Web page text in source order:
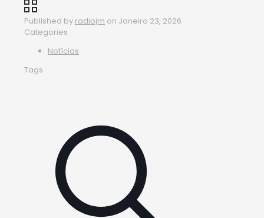
Published by radiojm on Janeiro 23, 2026
Categories
Notícias
Tags